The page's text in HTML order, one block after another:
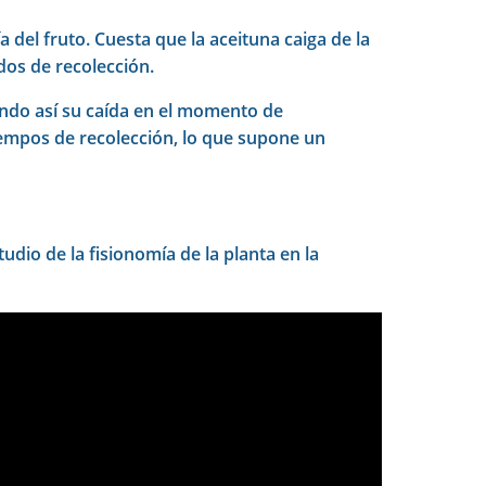
fruto. Cuesta que la aceituna caiga de la
de recolección.
así su caída en el momento de
de recolección, lo que supone un
de la fisionomía de la planta en la